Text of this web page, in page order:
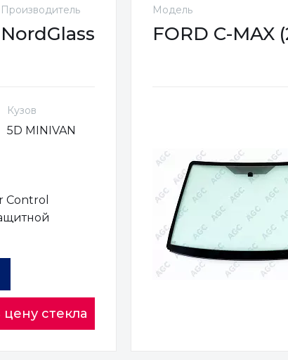
Производитель
NordGlass
Кузов
5D MINIVAN
Control
стекла
Модель
FORD C-MAX